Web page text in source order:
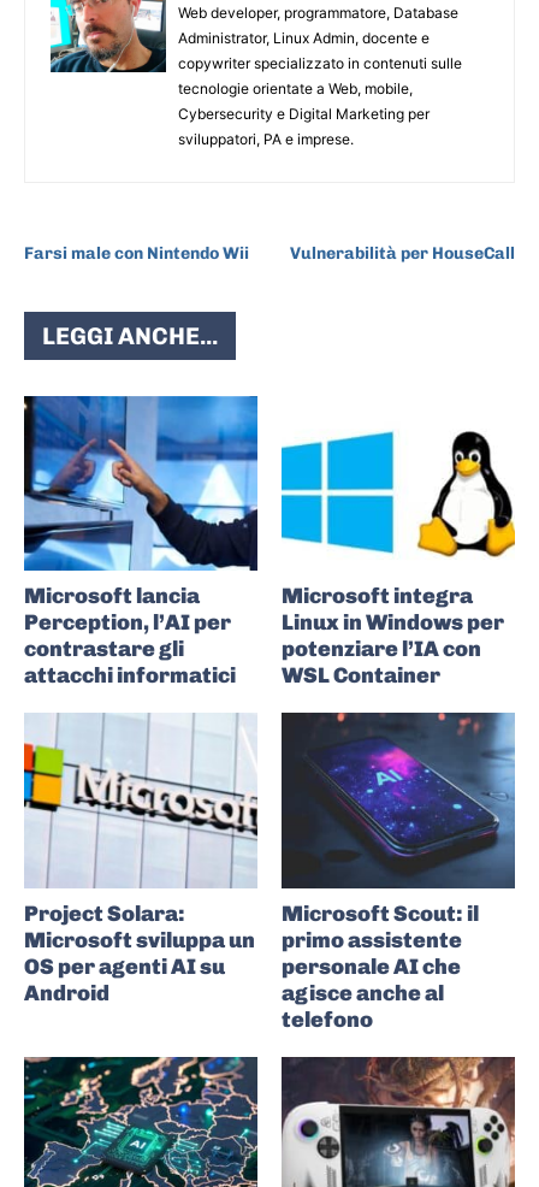
Web developer, programmatore, Database
Administrator, Linux Admin, docente e
copywriter specializzato in contenuti sulle
tecnologie orientate a Web, mobile,
Cybersecurity e Digital Marketing per
sviluppatori, PA e imprese.
Farsi male con Nintendo Wii
Vulnerabilità per HouseCall
LEGGI ANCHE...
Microsoft lancia
Perception, l’AI per
contrastare gli
attacchi informatici
Microsoft integra
Linux in Windows per
potenziare l’IA con
WSL Container
Project Solara:
Microsoft sviluppa un
OS per agenti AI su
Android
Microsoft Scout: il
primo assistente
personale AI che
agisce anche al
telefono